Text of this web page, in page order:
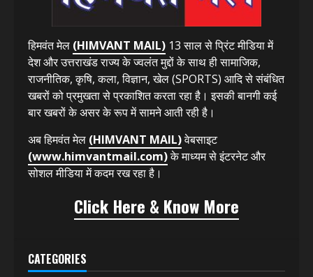
ABOUT US
हिमवंत मेल(HIMVANT MAIL)13 साल से प्रिंट मीडिया में
देश और उत्तराखंड राज्य के ज्वलंत मुद्दों के साथ ही सामाजिक,
राजनीतिक, कृषि, कला, विज्ञान, खेल (SPORTS) आदि से संबंधित
बार खबरों के असर के रूप में सामने आती रही है।
(www.himvantmail.com)
सोशल मीडिया में कदम रख रहा है।